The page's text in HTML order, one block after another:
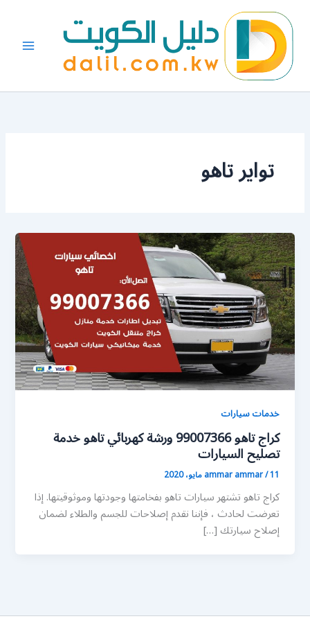
المحتوى
تواير تاهو
خدمات سيارات
كراج تاهو 99007366 ورشة كهربائي تاهو خدمة
تصليح السيارات
ammar ammar/11 مايو، 2020
كراج تاهو تشتهر سيارات تاهو بفخامتها وجودتها وموثوقيتها. إذا
تعرضت لحادث ، فإننا نقدم إصلاحات للجسم والطلاء لضمان
إصلاح سيارتك […]